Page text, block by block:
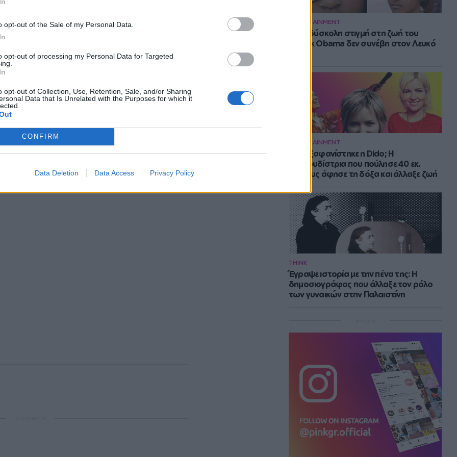
opt-out of the Sale of my Personal Data.
opt-out of processing my Personal Data for Targeted
opt-out of Collection, Use, Retention, Sale, and/or Sharing
Data that Is Unrelated with the Purposes for which it
CONFIRM
Data Deletion Data Access Privacy Policy
ENTERTAINMENT
Η πιο δύσκολη στιγμή στη ζωή του
Barack Obama δεν συνέβη στον Λευκό
ENTERTAINMENT
Πού εξαφανίστηκε η Dido; Η
τραγουδίστρια που πούλησε 40 εκ.
δίσκους άφησε τη δόξα και άλλαξε ζωή
THINK
Έγραψε ιστορία με την πένα της: Η
δημοσιογράφος που άλλαξε τον ρόλο
των γυναικών στην Παλαιστίνη
ΔΙΑΦΗΜΙΣΗ